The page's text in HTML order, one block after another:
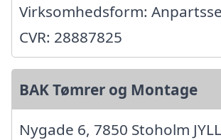
Virksomhedsform:
CVR: 28887825
BAK Tømrer og Montage
Nygade 6, 7850 Stoholm JYLL